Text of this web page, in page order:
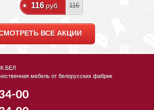
116 руб. 116
ВСЕ АКЦИИ
мебель от белорусских фабрик
00